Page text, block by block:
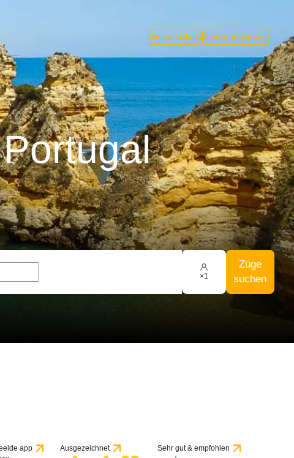
Meine TicketsSteuerungspanel
×1
Züge
suchen
app Ausgezeichnet Sehr gut & empfohlen